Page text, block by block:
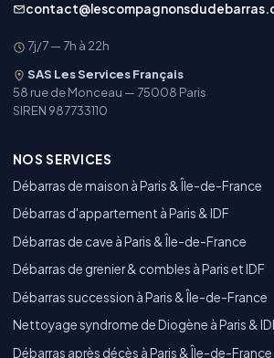
7j/7 — 7h à 22h
SAS Les Services Français
58 rue de Monceau — 75008 Paris
SIREN 987733110
NOS SERVICES
Débarras de maison à Paris & Île-de-France
Débarras d'appartement à Paris & IDF
Débarras de cave à Paris & Île-de-France
Débarras de grenier & combles à Paris et IDF
Débarras succession à Paris & Île-de-France
Nettoyage syndrome de Diogène à Paris &
Débarras après décès à Paris & Île-de-France